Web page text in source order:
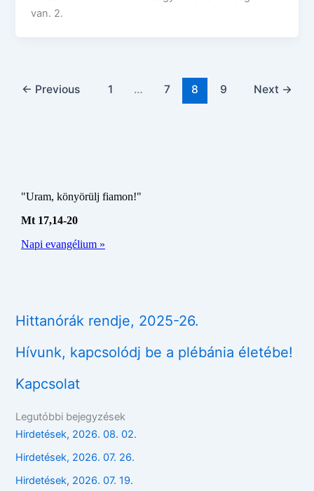
van. 2.
← Previous 1 … 7 8 9 Next →
Hittanórák rendje, 2025-26.
Hívunk, kapcsolódj be a plébánia életébe!
Kapcsolat
Legutóbbi bejegyzések
Hirdetések, 2026. 08. 02.
Hirdetések, 2026. 07. 26.
Hirdetések, 2026. 07. 19.